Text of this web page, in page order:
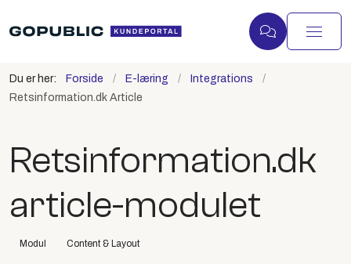
Du er her: Forside E-læring
Integrations
Retsinformation.dk Article
Retsinformation.dk
article-modulet
Modul Content & Layout